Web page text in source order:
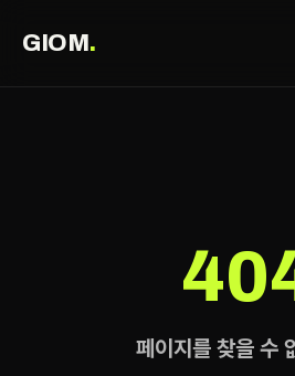
GIOM.
페이지를 찾을 수